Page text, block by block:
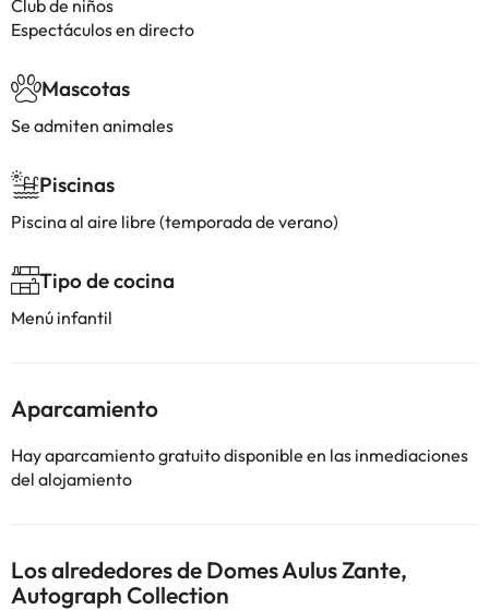
Club de niños
Espectáculos en directo
Mascotas
Se admiten animales
Piscinas
Piscina al aire libre (temporada de verano)
Tipo de cocina
Menú infantil
Aparcamiento
Hay aparcamiento gratuito disponible en las inmediaciones
del alojamiento
Los alrededores de Domes Aulus Zante,
Autograph Collection